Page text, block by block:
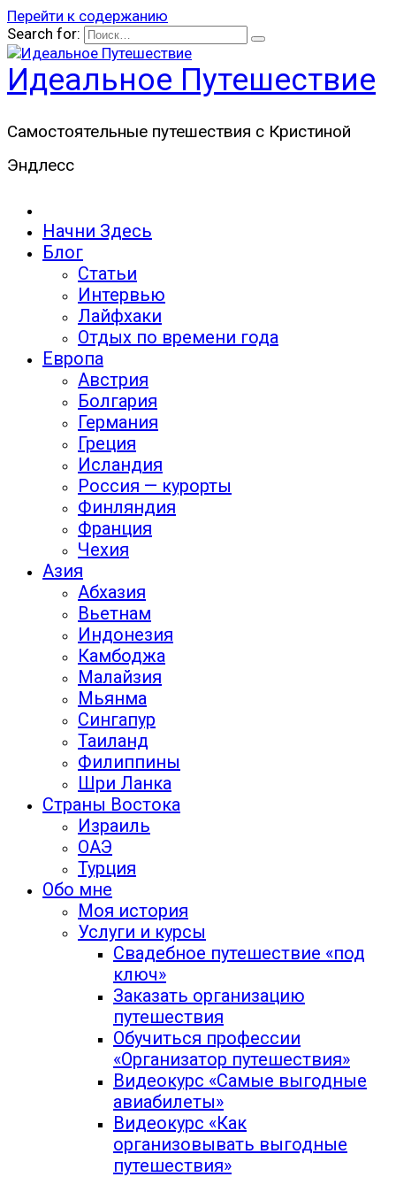
Перейти к содержанию
Search for:
Идеальное Путешествие
Самостоятельные путешествия с Кристиной
Эндлесс
Начни Здесь
Блог
Статьи
Интервью
Лайфхаки
Отдых по времени года
Европа
Австрия
Болгария
Германия
Греция
Исландия
Россия — курорты
Финляндия
Франция
Чехия
Азия
Абхазия
Вьетнам
Индонезия
Камбоджа
Малайзия
Мьянма
Сингапур
Таиланд
Филиппины
Шри Ланка
Страны Востока
Израиль
ОАЭ
Турция
Обо мне
Моя история
Услуги и курсы
Свадебное путешествие «под
ключ»
Заказать организацию
путешествия
Обучиться профессии
«Организатор путешествия»
Видеокурс «Самые выгодные
авиабилеты»
Видеокурс «Как
организовывать выгодные
путешествия»